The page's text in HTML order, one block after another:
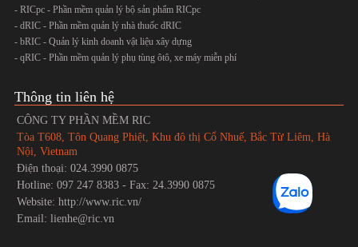
- RICpc - Phần mềm quản lý bộ sản phẩm RICpc
- dRIC - Phần mềm quản lý nhà thuốc dRIC
- bRIC - Quản lý kinh doanh vật liệu xây dựng
- qRIC - Phần mềm quản lý phụ tùng ôtô, xe máy miễn phí
Thông tin liên hệ
CÔNG TY PHẦN MỀM RIC
Tòa T608, Tôn Quang Phiệt, Khu đô thị Cổ Nhuế, Bắc Từ Liêm, Hà
Nội, Vietnam
Điện thoại: 024.3990 0875
Hotline: 097 247 8383 - Fax: 24.3990 0875
Website: http://www.ric.vn/
Email: lienhe@ric.vn